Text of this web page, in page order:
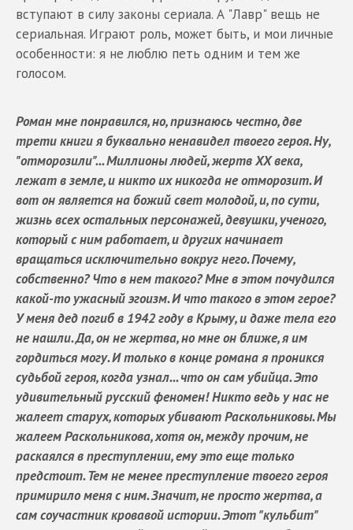
вступают в силу законы сериала. А "Лавр" вещь не
сериальная. Играют роль, может быть, и мои личные
особенности: я не люблю петь одним и тем же
голосом.
Роман мне понравился, но, признаюсь честно, две
трети книги я буквально ненавидел твоего героя. Ну,
"отморозили"... Миллионы людей, жертв ХХ века,
лежат в земле, и никто их никогда не отморозит. И
вот он является на божий свет молодой, и, по сути,
жизнь всех остальных персонажей, девушки, ученого,
который с ним работает, и других начинает
вращаться исключительно вокруг него. Почему,
собственно? Что в нем такого? Мне в этом почудился
какой-то ужасный эгоизм. И что такого в этом герое?
У меня дед погиб в 1942 году в Крыму, и даже тела его
не нашли. Да, он не жертва, но мне он ближе, я им
гордиться могу. И только в конце романа я проникся
судьбой героя, когда узнал... что он сам убийца. Это
удивительный русский феномен! Никто ведь у нас не
жалеет старух, которых убивают Раскольниковы. Мы
жалеем Раскольникова, хотя он, между прочим, не
раскаялся в преступлении, ему это еще только
предстоит. Тем не менее преступление твоего героя
примирило меня с ним. Значит, не просто жертва, а
сам соучастник кровавой истории. Этот "кульбит"